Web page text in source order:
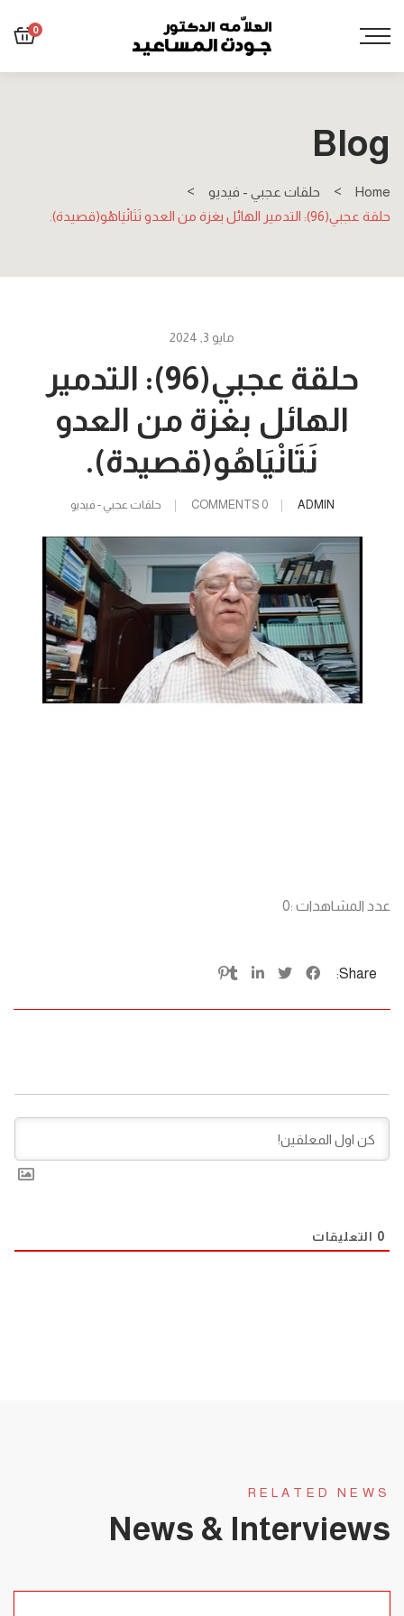
0
Blog
Home
حلقات عجبي - فيديو
حلقة عجبي(96): التدمير الهائل بغزة من العدو نَتَانْيَاهُو(قصيدة).
مايو 3, 2024
حلقة عجبي(96): التدمير
الهائل بغزة من العدو
نَتَانْيَاهُو(قصيدة).
ADMIN
0 COMMENTS حلقات عجبي - فيديو
عدد المشاهدات :0
Share:
0 التعليقات
RELATED NEWS
News & Interviews